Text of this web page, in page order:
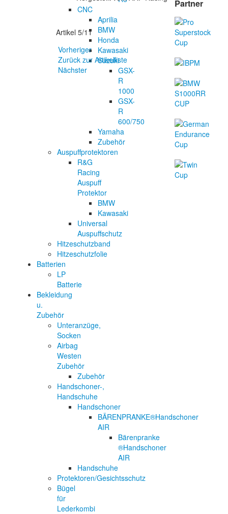
CNC
Aprilia
BMW
Honda
Kawasaki
Suzuki
GSX-
R
1000
GSX-
R
600/750
Yamaha
Zubehör
Auspuffprotektoren
R&G
Racing
Auspuff
Protektor
BMW
Kawasaki
Universal
Auspuffschutz
Hitzeschutzband
Hitzeschutzfolie
Batterien
LP
Batterie
Bekleidung
u.
Zubehör
Unteranzüge,
Socken
Airbag
Westen
Zubehör
Zubehör
Handschoner-,
Handschuhe
Handschoner
BÄRENPRANKE®Handschoner
AIR
Bärenpranke
®Handschoner
AIR
Handschuhe
Protektoren/Gesichtsschutz
Bügel
für
Lederkombi
Artikel 5/11
Vorheriger
Zurück zur Artikelliste
Nächster
Partner